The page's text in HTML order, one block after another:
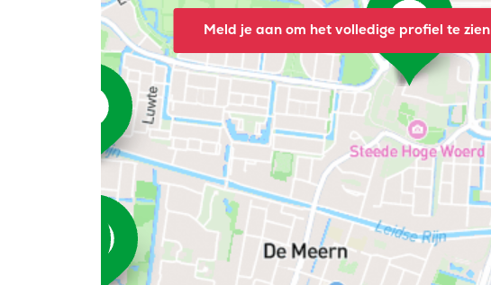
Meld je aan om het volledige profiel te zien